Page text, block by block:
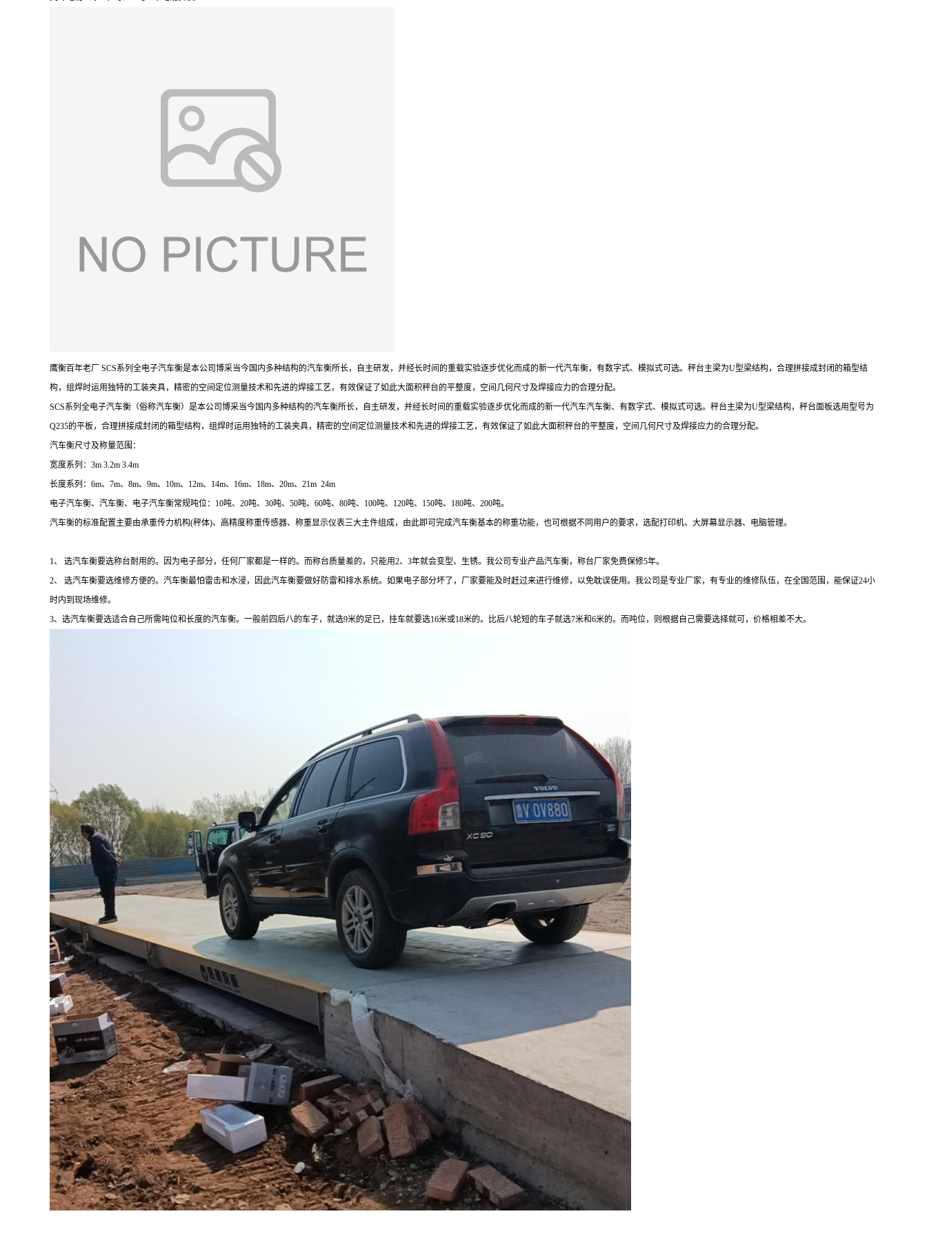
鹰衡百年老厂 SCS系列全电子汽车衡是本公司博采当今国内多种结构的汽车衡所长，自主研发，并经长时间的重载实验逐步优化而成的新一代汽车衡，有数字式、模拟式可选。秤台主梁为U型梁结构，合理拼接成封闭的箱型结
构，组焊时运用独特的工装夹具，精密的空间定位测量技术和先进的焊接工艺，有效保证了如此大面积秤台的平整度，空间几何尺寸及焊接应力的合理分配。
SCS系列全电子汽车衡（俗称汽车衡）是本公司博采当今国内多种结构的汽车衡所长，自主研发，并经长时间的重载实验逐步优化而成的新一代汽车汽车衡、有数字式、模拟式可选。秤台主梁为U型梁结构，秤台面板选用型号为
Q235的平板，合理拼接成封闭的箱型结构，组焊时运用独特的工装夹具，精密的空间定位测量技术和先进的焊接工艺，有效保证了如此大面积秤台的平整度，空间几何尺寸及焊接应力的合理分配。
汽车衡尺寸及称量范围：
宽度系列：3m 3.2m 3.4m
长度系列：6m、7m、8m、9m、10m、12m、14m、16m、18m、20m、21m 24m
电子汽车衡、汽车衡、电子汽车衡常规吨位：10吨、20吨、30吨、50吨、60吨、80吨、100吨、120吨、150吨、180吨、200吨。
汽车衡的标准配置主要由承重传力机构(秤体)、高精度称重传感器、称重显示仪表三大主件组成，由此即可完成汽车衡基本的称重功能，也可根据不同用户的要求，选配打印机、大屏幕显示器、电脑管理。
1、 选汽车衡要选称台耐用的。因为电子部分，任何厂家都是一样的。而称台质量差的，只能用2、 3年就会变型、生锈。我公司专业产品汽车衡，称台厂家免费保修5年。
2、 选汽车衡要选维修方便的。汽车衡最怕雷击和水浸，因此汽车衡要做好防雷和排水系统。如果电子部分坏了，厂家要能及时赶过来进行维修，以免耽误使用。我公司是专业厂家，有专业的维修队伍，在全国范围，能保证24小
时内到现场维修。
3、选汽车衡要选适合自己所需吨位和长度的汽车衡。一般前四后八的车子，就选9米的足已，挂车就要选16米或18米的。比后八轮短的车子就选7米和6米的。而吨位，则根据自己需要选择就可，价格相差不大。